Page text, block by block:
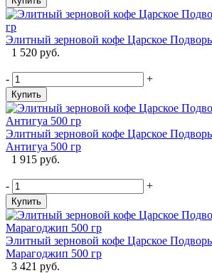
Элитный зерновой кофе Царское
1 520 руб.
- +
Купить
Элитный зерновой кофе Царское
Антигуа 500 гр
1 915 руб.
- +
Купить
Элитный зерновой кофе Царское
Марагоджип 500 гр
3 421 руб.